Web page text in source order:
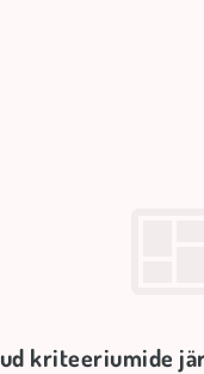
kriteeriumide